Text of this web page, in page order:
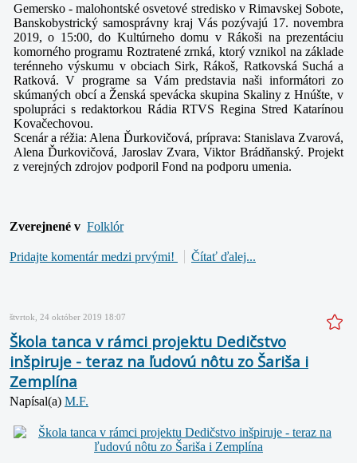
Gemersko - malohontské osvetové stredisko v Rimavskej Sobote,
Banskobystrický samosprávny kraj Vás pozývajú 17. novembra
2019, o 15:00, do Kultúrneho domu v Rákoši na prezentáciu
komorného programu Roztratené zrnká, ktorý vznikol na základe
terénneho výskumu v obciach Sirk, Rákoš, Ratkovská Suchá a
Ratková.V programe sa Vám predstavia naši informátori zo
skúmaných obcí a Ženská spevácka skupina Skaliny z Hnúšte, v
spolupráci s redaktorkou Rádia RTVS Regina Stred Katarínou
Kovačechovou.
Scenár a réžia: Alena Ďurkovičová, príprava: Stanislava Zvarová,
Alena Ďurkovičová, Jaroslav Zvara, Viktor Brádňanský. Projekt
z verejných zdrojov podporil Fond na podporu umenia.
Zverejnené v Folklór
Pridajte komentár medzi prvými! Čítať ďalej...
štvrtok, 24 október 2019 18:07
Škola tanca v rámci projektu Dedičstvo
inšpiruje - teraz na ľudovú nôtu zo Šariša i
Zemplína
Napísal(a) M.F.